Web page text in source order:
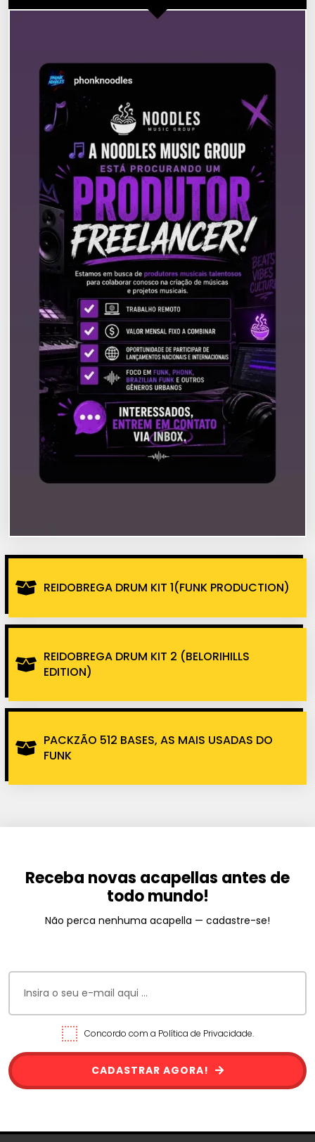
REIDOBREGA DRUM KIT 1(FUNK PRODUCTION)
REIDOBREGA DRUM KIT 2 (BELORIHILLS
EDITION)
PACKZÃO 512 BASES, AS MAIS USADAS DO
FUNK
Receba novas acapellas antes de
todo mundo!
Não perca nenhuma acapella — cadastre-se!
Concordo com a Política de Privacidade.
CADASTRAR AGORA!